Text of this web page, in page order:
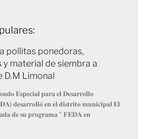
pollitas ponedoras,
y material de siembra a
D.M Limonal
𝐄𝐬𝐩𝐞𝐜𝐢𝐚𝐥 𝐩𝐚𝐫𝐚 𝐞𝐥 𝐃𝐞𝐬𝐚𝐫𝐫𝐨𝐥𝐥𝐨
𝐝𝐞𝐬𝐚𝐫𝐫𝐨𝐥𝐥𝐨́ 𝐞𝐧 𝐞𝐥 𝐝𝐢𝐬𝐭𝐫𝐢𝐭𝐨 𝐦𝐮𝐧𝐢𝐜𝐢𝐩𝐚𝐥 𝐄𝐥
𝐝𝐞 𝐬𝐮 𝐩𝐫𝐨𝐠𝐫𝐚𝐦𝐚 “ 𝐅𝐄𝐃𝐀 𝐞𝐧